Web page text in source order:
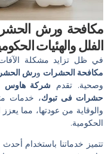
مكافحة ورش
الفلل والهئيات
في ظل تزايد مشكلة
مكافحة الحشرات ورش
وصحية. تقدم شركة هاوس
حشرات فى تبوك، خدمات
والوقاية من عودتها، مما
الحكومية.
تتميز خدماتنا باستخدام أحدث